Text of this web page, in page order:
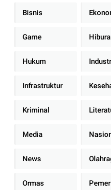
Dinas
Bisnis
Game
Hukum
Infrastruktur
Kriminal
Media
News
Ormas